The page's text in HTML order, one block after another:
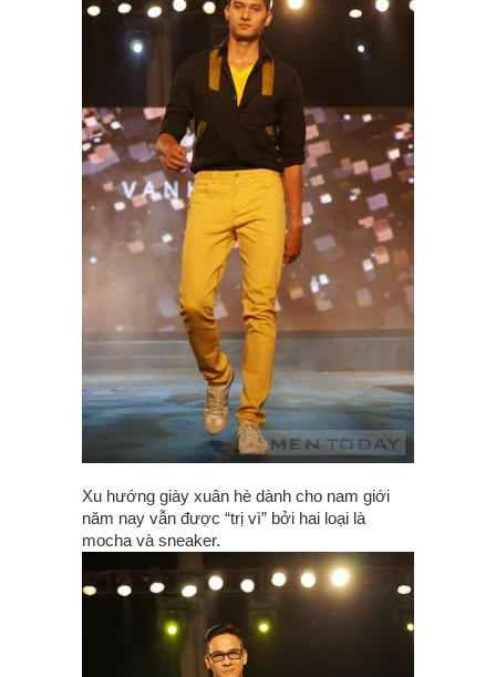
Xu hướng giày xuân hè dành cho nam giới
năm nay vẫn được “trị vì” bởi hai loại là
mocha và sneaker.